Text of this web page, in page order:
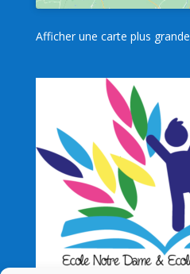
Afficher une carte plus grande